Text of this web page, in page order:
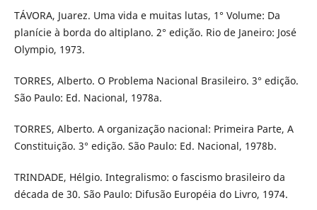
TÁVORA, Juarez. Uma vida e muitas lutas, 1° Volume: Da
planície à borda do altiplano. 2° edição. Rio de Janeiro: José
Olympio, 1973.
TORRES, Alberto. O Problema Nacional Brasileiro. 3° edição.
São Paulo: Ed. Nacional, 1978a.
TORRES, Alberto. A organização nacional: Primeira Parte, A
Constituição. 3° edição. São Paulo: Ed. Nacional, 1978b.
TRINDADE, Hélgio. Integralismo: o fascismo brasileiro da
década de 30. São Paulo: Difusão Européia do Livro, 1974.